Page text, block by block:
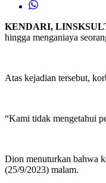
KENDARI,
hingga menganiaya
Atas kejadian tersebut,
“Kami tidak mengetahui
Dion menuturkan bahwa
(25/9/2023) malam.